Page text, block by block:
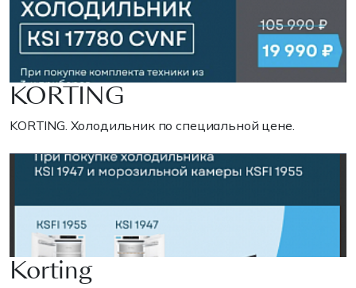
KORTING
KORTING. Холодильник по специальной цене.
Korting